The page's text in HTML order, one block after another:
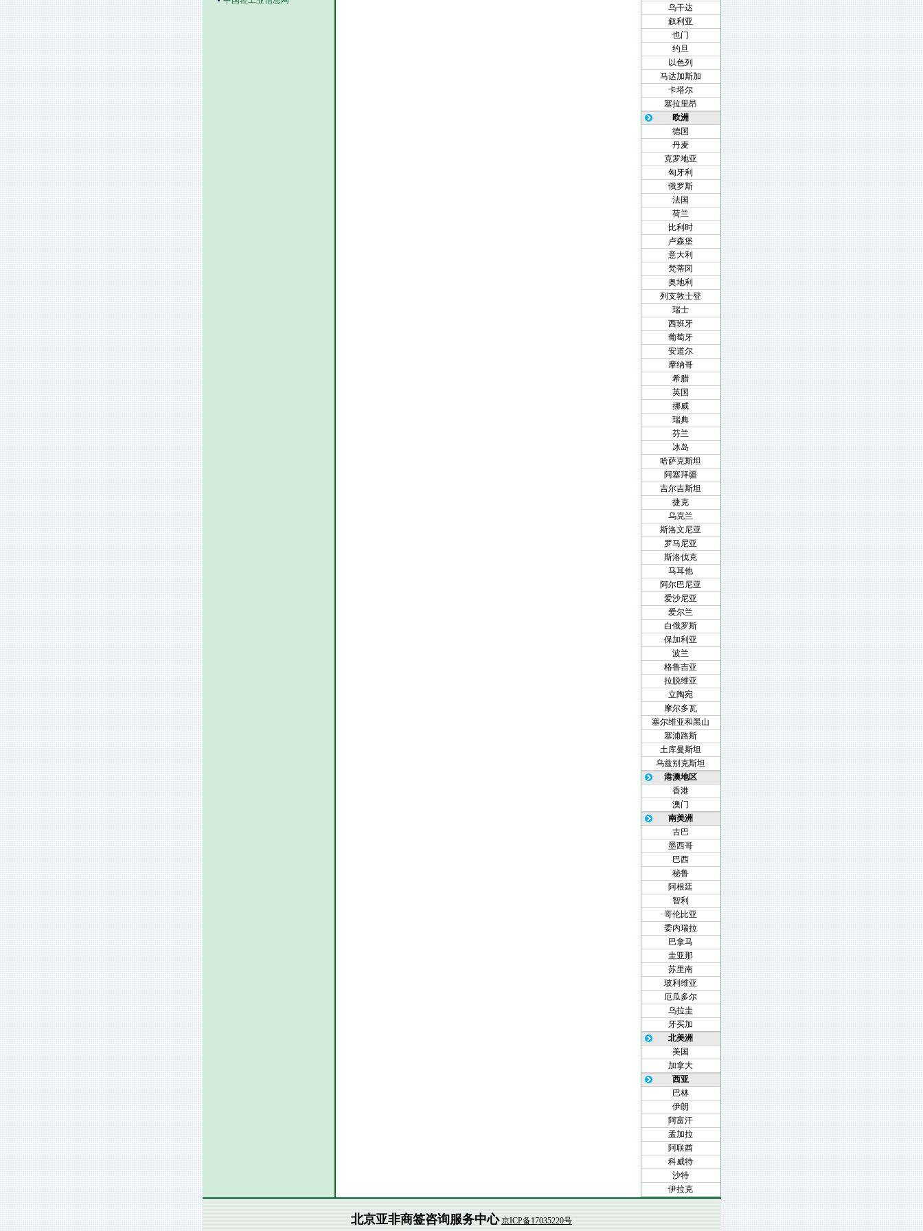
乌干达
叙利亚
也门
约旦
以色列
马达加斯加
卡塔尔
塞拉里昂
欧洲
德国
丹麦
克罗地亚
匈牙利
俄罗斯
法国
荷兰
比利时
卢森堡
意大利
梵蒂冈
奥地利
列支敦士登
瑞士
西班牙
葡萄牙
安道尔
摩纳哥
希腊
英国
挪威
瑞典
芬兰
冰岛
哈萨克斯坦
阿塞拜疆
吉尔吉斯坦
捷克
乌克兰
斯洛文尼亚
罗马尼亚
斯洛伐克
马耳他
阿尔巴尼亚
爱沙尼亚
爱尔兰
白俄罗斯
保加利亚
波兰
格鲁吉亚
拉脱维亚
立陶宛
摩尔多瓦
塞尔维亚和黑山
塞浦路斯
土库曼斯坦
乌兹别克斯坦
港澳地区
香港
澳门
南美洲
古巴
墨西哥
巴西
秘鲁
阿根廷
智利
哥伦比亚
委内瑞拉
巴拿马
圭亚那
苏里南
玻利维亚
厄瓜多尔
乌拉圭
牙买加
北美洲
美国
加拿大
西亚
巴林
伊朗
阿富汗
孟加拉
阿联酋
科威特
沙特
伊拉克
北京亚非商签咨询服务中心 京ICP备17035220号